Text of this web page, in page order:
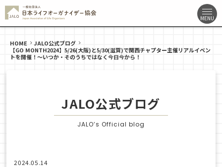
HOME
JALO公式ブログ
【GO MONTH2024】5/26(大阪)と5/30(滋賀)で関西チャプター主催リアルイベン
トを開催！〜いつか・そのうちではなく今日今から！
JALO公式ブログ
JALO’s Official blog
2024.05.14